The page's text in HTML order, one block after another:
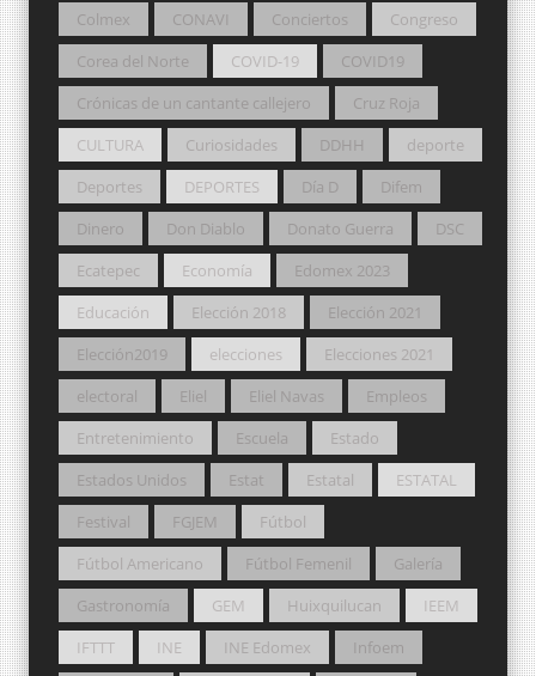
Colmex
CONAVI Conciertos
Congreso
Corea del Norte
COVID-19
COVID19
Crónicas de un cantante callejero
Cruz Roja
CULTURA
Curiosidades DDHH
deporte
Deportes
DEPORTES Día D
Difem
Dinero
Don Diablo Donato Guerra
DSC
Ecatepec
Economía
Edomex 2023
Educación
Elección 2018
Elección 2021
Elección2019
elecciones
Elecciones 2021
electoral
Eliel Eliel Navas
Empleos
Entretenimiento
Escuela
Estado
Estados Unidos
Estat Estatal
ESTATAL
Festival
FGJEM
Fútbol
Fútbol Americano
Fútbol Femenil
Galería
Gastronomía
GEM Huixquilucan
IEEM
IFTTT
INE INE Edomex
Infoem